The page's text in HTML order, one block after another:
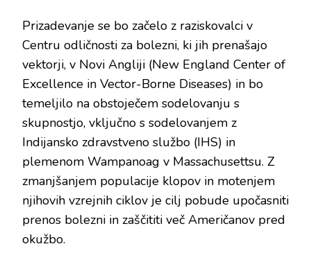
Prizadevanje se bo začelo z raziskovalci v
Centru odličnosti za bolezni, ki jih prenašajo
vektorji, v Novi Angliji (New England Center of
Excellence in Vector-Borne Diseases) in bo
temeljilo na obstoječem sodelovanju s
skupnostjo, vključno s sodelovanjem z
Indijansko zdravstveno službo (IHS) in
plemenom Wampanoag v Massachusettsu. Z
zmanjšanjem populacije klopov in motenjem
njihovih vzrejnih ciklov je cilj pobude upočasniti
prenos bolezni in zaščititi več Američanov pred
okužbo.